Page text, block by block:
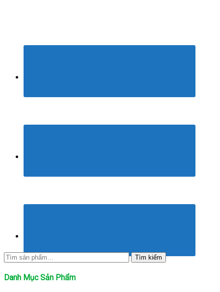
Tìm
kiếm:
Tìm kiếm
Danh Mục Sản Phẩm